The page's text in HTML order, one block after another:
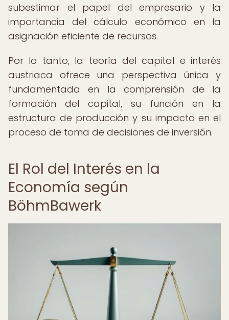
subestimar el papel del empresario y la
importancia del cálculo económico en la
asignación eficiente de recursos.
Por lo tanto, la teoría del capital e interés
austriaca ofrece una perspectiva única y
fundamentada en la comprensión de la
formación del capital, su función en la
estructura de producción y su impacto en el
proceso de toma de decisiones de inversión.
El Rol del Interés en la
Economía según
BöhmBawerk